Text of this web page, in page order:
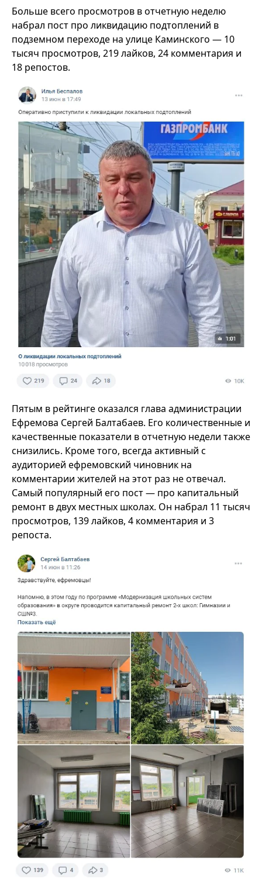
Больше всего просмотров в отчетную неделю
набрал пост про ликвидацию подтоплений в
подземном переходе на улице Каминского — 10
тысяч просмотров, 219 лайков, 24 комментария и
18 репостов.
Пятым в рейтинге оказался глава администрации
Ефремова Сергей Балтабаев. Его количественные и
качественные показатели в отчетную недели также
снизились. Кроме того, всегда активный с
аудиторией ефремовский чиновник на
комментарии жителей на этот раз не отвечал.
Самый популярный его пост — про капитальный
ремонт в двух местных школах. Он набрал 11 тысяч
просмотров, 139 лайков, 4 комментария и 3
репоста.